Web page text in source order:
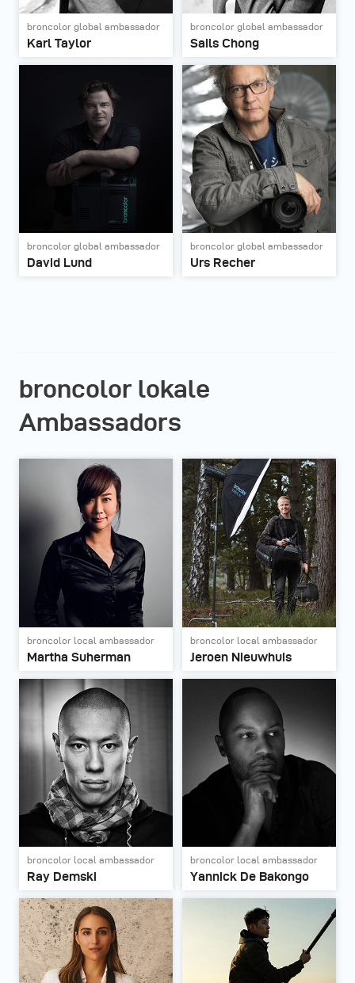
broncolor global ambassador
Karl Taylor
broncolor global ambassador
Sails Chong
broncolor global ambassador
David Lund
broncolor global ambassador
Urs Recher
broncolor lokale
Ambassadors
broncolor local ambassador
Martha Suherman
broncolor local ambassador
Jeroen Nieuwhuis
broncolor local ambassador
Ray Demski
broncolor local ambassador
Yannick De Bakongo